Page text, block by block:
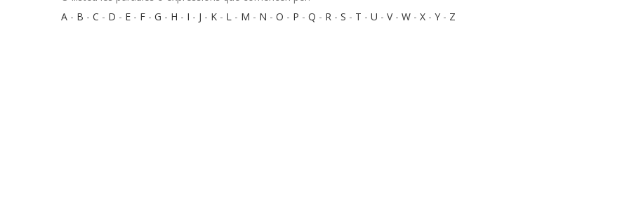
A - B - C - D - E - F - G - H - I - J - K - L - M - N - O - P - Q - R - S - T - U - V- W - X - Y - Z